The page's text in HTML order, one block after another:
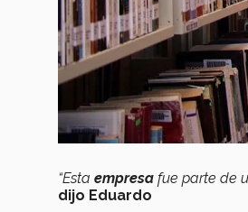
“Esta empresa fue parte de
dijo Eduardo